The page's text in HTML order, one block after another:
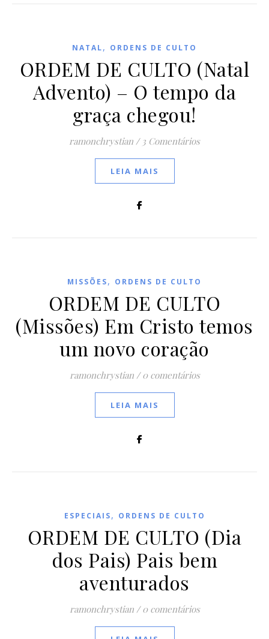
NATAL, ORDENS DE CULTO
ORDEM DE CULTO (Natal
Advento) – O tempo da
graça chegou!
ramonchrystian / 3 Comentários
LEIA MAIS
MISSÕES, ORDENS DE CULTO
ORDEM DE CULTO
(Missões) Em Cristo temos
um novo coração
ramonchrystian / 0 comentários
LEIA MAIS
ESPECIAIS, ORDENS DE CULTO
ORDEM DE CULTO (Dia
dos Pais) Pais bem
aventurados
ramonchrystian / 0 comentários